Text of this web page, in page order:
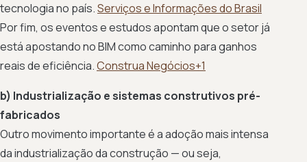
tecnologia no país.Serviços e Informações do Brasil
Por fim, os eventos e estudos apontam que o setor já
está apostando no BIM como caminho para ganhos
reais de eficiência.Construa Negócios+1
b) Industrialização e sistemas construtivos pré-
fabricados
Outro movimento importante é a adoção mais intensa
da industrialização da construção — ou seja,